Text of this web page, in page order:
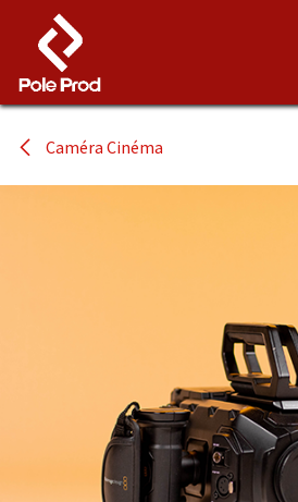
Se rendre au contenu
Caméra Cinéma